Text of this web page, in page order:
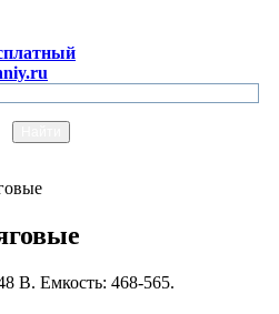
В. Емкость: 468-565.